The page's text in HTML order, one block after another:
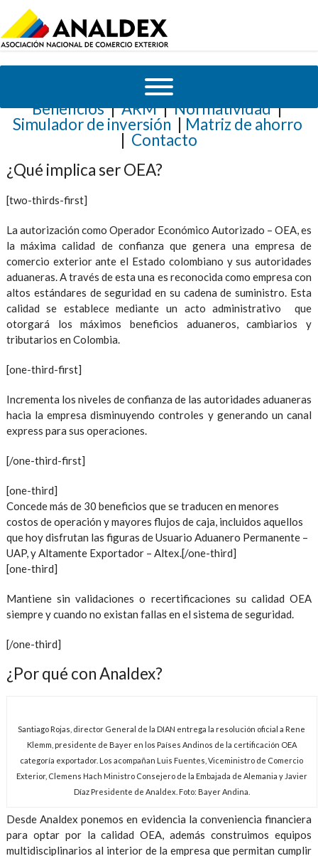
Beneficios|ARM|Normatividad|
Simulador de inversión
Matriz de ahorro
Contacto
¿Qué implica ser OEA?
[two-thirds-first]
La autorización como Operador Económico Autorizado – OEA, es
la máxima calidad de confianza que genera una empresa de
comercio exterior ante el Estado colombiano y sus autoridades
aduaneras. A través de esta una es reconocida como empresa con
altos estándares de seguridad en su cadena de suministro. Esta
calidad se establece mediante un acto administrativo que
otorgará los máximos beneficios aduaneros, cambiarios y
tributarios en Colombia.
[one-third-first]
Incrementa los niveles de confianza de las autoridades aduaneras
hacia la empresa disminuyendo controles y generando un canal
express para sus operaciones.
[/one-third-first]
[one-third]
Concede más de 30 beneficios que se traducen en menores
costos de operación y mayores flujos de caja, incluidos aquellos
que hoy disfrutan las figuras de Usuario Aduanero Permanente –
UAP, y Altamente Exportador – Altex.[/one-third]
[one-third]
Mantiene sin validaciones o recertificaciones su calidad OEA
siempre y cuando no existan fallas en el sistema de seguridad.
[/one-third]
¿Por qué con Analdex?
Santiago Rojas, director General de la DIAN entrega la resolución oficial a Rene
Klemm, presidente de Bayer en los Países Andinos de la certificación OEA
categoría exportador. Los acompañan Luis Fuentes, Viceministro de Comercio
Exterior, Clemens Hach Ministro Consejero de la Embajada de Alemania y Javier
Díaz Presidente de Analdex. Foto: Bayer Andina.
Desde Analdex ponemos en evidencia la conveniencia financiera
para optar por la calidad OEA, además construimos equipos
multidisciplinarios al interior de la empresa que permitan cumplir